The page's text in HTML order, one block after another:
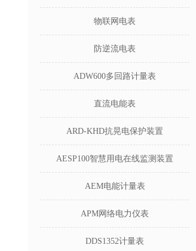
物联网电表
防逆流电表
ADW600多回路计量表
直流电能表
ARD-KHD抗晃电保护装置
AESP100智慧用电在线监测装置
AEM电能计量表
APM网络电力仪表
DDS1352计量表